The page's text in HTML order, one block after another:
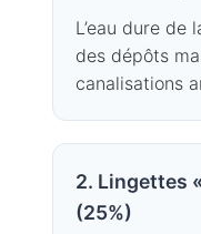
L’eau dure de
des dépôts
canalisations
2. Lingettes
(25%)